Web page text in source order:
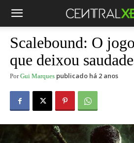
Scalebound: O
que deixou
Por Gui Marques publicado há 2 anos